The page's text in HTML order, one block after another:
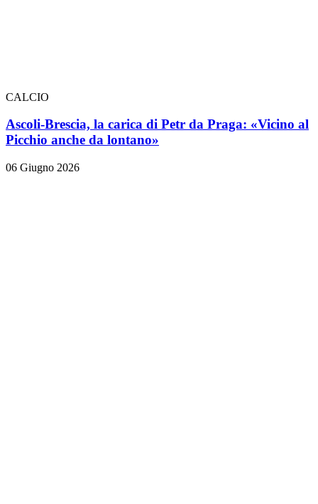
CALCIO
Ascoli-Brescia, la carica di Petr da Praga: «Vicino al
Picchio anche da lontano»
06 Giugno 2026